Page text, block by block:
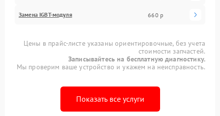
Замена IGBT-модуля 660 р
Цены в прайс-листе указаны ориентировочные, без учета
стоимости запчастей.
Записывайтесь на бесплатную диагностику.
Мы проверим ваше устройство и укажем на неисправность.
Показать все услуги